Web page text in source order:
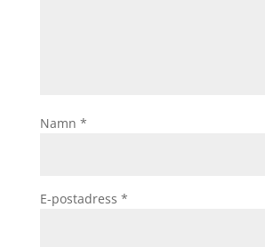
Namn *
E-postadress *